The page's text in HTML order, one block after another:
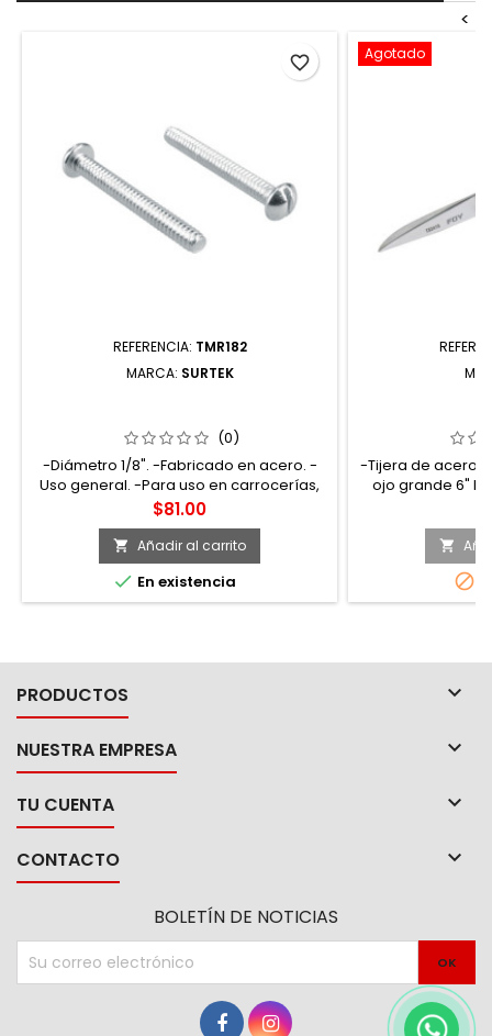
<
REFERENCIA: TMR182
MARCA: SURTEK
PIEZAS SURTEK
(0)
-Diámetro 1/8". -Fabricado en acero. -
Uso general. -Para uso en carrocerías,
accesorios para camiones, fijación,
fabricación de equipo pesados y
muebles metálicos.
Precio
$81.00
 Añadir al carrito
 En existencia
favorite_border Agotado
-Tijera de acero
ojo grande 6"


PRODUCTOS 
NUESTRA EMPRESA 
TU CUENTA 
CONTACTO 
BOLETÍN DE NOTICIAS